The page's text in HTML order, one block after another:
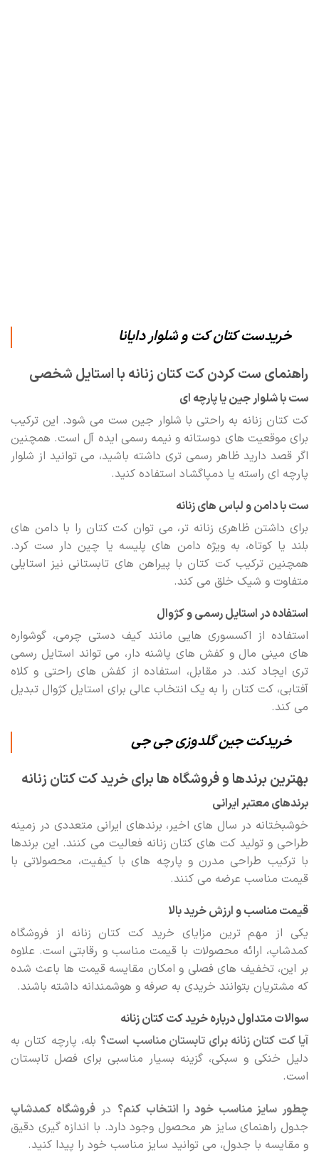
خریدست کتان کت و شلوار دایانا
راهنمای ست کردن کت کتان زنانه با استایل شخصی
ست با شلوار جین یا پارچه ای
کت کتان زنانه به راحتی با شلوار جین ست می شود. این ترکیب
برای موقعیت های دوستانه و نیمه رسمی ایده آل است. همچنین
اگر قصد دارید ظاهر رسمی تری داشته باشید، می توانید از شلوار
پارچه ای راسته یا دمپاگشاد استفاده کنید.
ست با دامن و لباس های زنانه
برای داشتن ظاهری زنانه تر، می توان کت کتان را با دامن های
بلند یا کوتاه، به ویژه دامن های پلیسه یا چین دار ست کرد.
همچنین ترکیب کت کتان با پیراهن های تابستانی نیز استایلی
متفاوت و شیک خلق می کند.
استفاده در استایل رسمی و کژوال
استفاده از اکسسوری هایی مانند کیف دستی چرمی، گوشواره
های مینی مال و کفش های پاشنه دار، می تواند استایل رسمی
تری ایجاد کند. در مقابل، استفاده از کفش های راحتی و کلاه
آفتابی، کت کتان را به یک انتخاب عالی برای استایل کژوال تبدیل
می کند.
خریدکت جین گلدوزی جی جی
بهترین برندها و فروشگاه ها برای خرید کت کتان زنانه
برندهای معتبر ایرانی
خوشبختانه در سال های اخیر، برندهای ایرانی متعددی در زمینه
طراحی و تولید کت های کتان زنانه فعالیت می کنند. این برندها
با ترکیب طراحی مدرن و پارچه های با کیفیت، محصولاتی با
قیمت مناسب عرضه می کنند.
قیمت مناسب و ارزش خرید بالا
یکی از مهم ترین مزایای خرید کت کتان زنانه از فروشگاه
کمدشاپ، ارائه محصولات با قیمت مناسب و رقابتی است. علاوه
بر این، تخفیف های فصلی و امکان مقایسه قیمت ها باعث شده
که مشتریان بتوانند خریدی به صرفه و هوشمندانه داشته باشند.
سوالات متداول درباره خرید کت کتان زنانه
آیا کت کتان زنانه برای تابستان مناسب است؟بله، پارچه کتان به
دلیل خنکی و سبکی، گزینه بسیار مناسبی برای فصل تابستان
است.
چطور سایز مناسب خود را انتخاب کنم؟در فروشگاه کمدشاپ
جدول راهنمای سایز هر محصول وجود دارد. با اندازه گیری دقیق
و مقایسه با جدول، می توانید سایز مناسب خود را پیدا کنید.